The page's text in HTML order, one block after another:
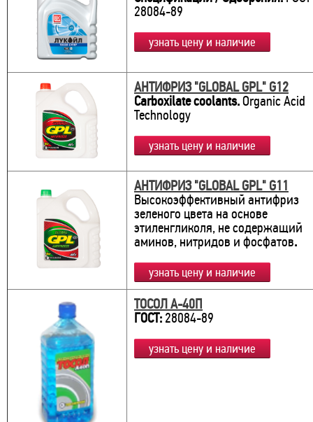
28084-89
узнать цену и наличие
АНТИФРИЗ "GLOBAL GPL" G12
Carboxilate coolants.Organic Acid
Technology
узнать цену и наличие
АНТИФРИЗ "GLOBAL GPL" G11
Высокоэффективный антифриз
зеленого цвета на основе
этиленгликоля, не содержащий
аминов, нитридов и фосфатов.
узнать цену и наличие
ТОСОЛ А-40П
ГОСТ: 28084-89
узнать цену и наличие